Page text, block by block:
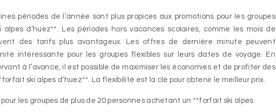
périodes de l’année sont plus propices aux promotions pour les groupes
d’huez**. Les périodes hors vacances scolaires, comme les mois de
des tarifs plus avantageux. Les offres de dernière minute peuvent
intéressante pour les groupes flexibles sur leurs dates de voyage. En
à l’avance, il est possible de maximiser les économies et de profiter des
ski alpes d’huez**. La flexibilité est la clé pour obtenir le meilleur prix.
les groupes de plus de 20 personnes achetant un **forfait ski alpes